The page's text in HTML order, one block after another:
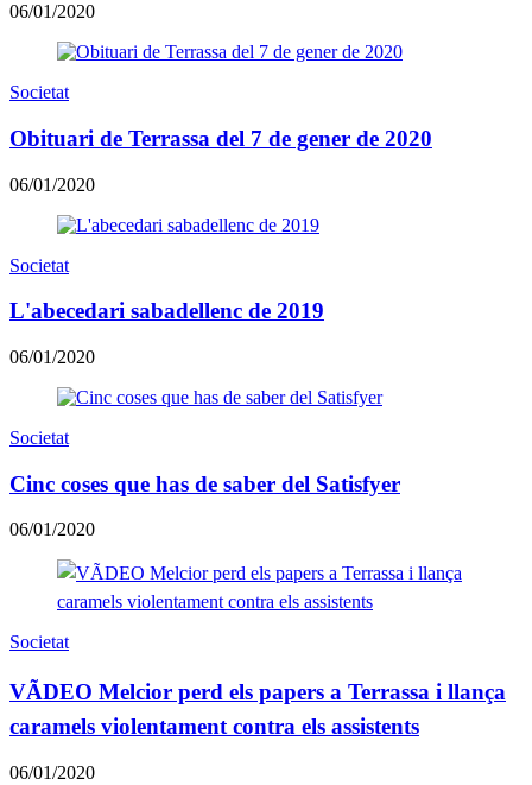
06/01/2020
Societat
Obituari de Terrassa del 7 de gener de 2020
06/01/2020
Societat
L'abecedari sabadellenc de 2019
06/01/2020
Societat
Cinc coses que has de saber del Satisfyer
06/01/2020
Societat
VÃDEO Melcior perd els papers a Terrassa i llança
caramels violentament contra els assistents
06/01/2020